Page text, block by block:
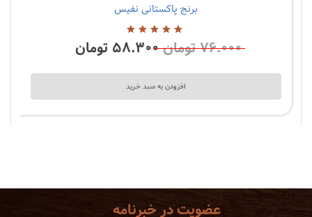
برنج پاکستانی نفیس
5.00 از
۷۶.۰۰۰تومان۵۸.۳۰۰ تومان
افزودن به سبد خرید
عضویت در خبرنامه